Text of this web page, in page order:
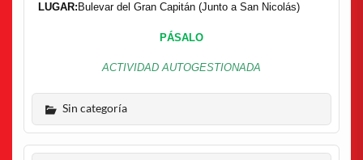
LUGAR: Bulevar del Gran Capitán (Junto a San Nicolás)
PÁSALO
ACTIVIDAD AUTOGESTIONADA
Sin categoría